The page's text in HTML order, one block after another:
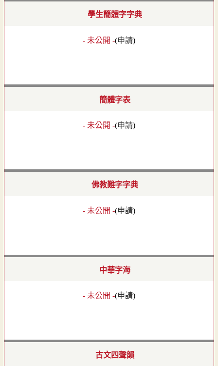
學生簡體字字典
- 未公開 -(申請)
簡體字表
- 未公開 -(申請)
佛教難字字典
- 未公開 -(申請)
中華字海
- 未公開 -(申請)
古文四聲韻